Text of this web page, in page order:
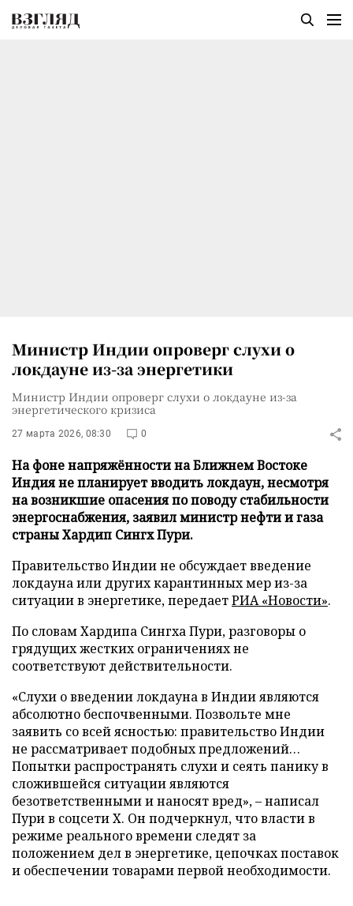
Министр Индии опроверг слухи о
локдауне из-за энергетики
Министр Индии опроверг слухи о локдауне из-за
энергетического кризиса
27 марта 2026, 08:30 0
На фоне напряжённости на Ближнем Востоке
Индия не планирует вводить локдаун, несмотря
на возникшие опасения по поводу стабильности
энергоснабжения, заявил министр нефти и газа
страны Хардип Сингх Пури.
Правительство Индии не обсуждает введение
локдауна или других карантинных мер из-за
ситуации в энергетике, передаетРИА «Новости».
По словам Хардипа Сингха Пури, разговоры о
грядущих жестких ограничениях не
соответствуют действительности.
«Слухи о введении локдауна в Индии являются
абсолютно беспочвенными. Позвольте мне
заявить со всей ясностью: правительство Индии
не рассматривает подобных предложений…
Попытки распространять слухи и сеять панику в
сложившейся ситуации являются
безответственными и наносят вред», – написал
Пури в соцсети X. Он подчеркнул, что власти в
режиме реального времени следят за
положением дел в энергетике, цепочках поставок
и обеспечении товарами первой необходимости.